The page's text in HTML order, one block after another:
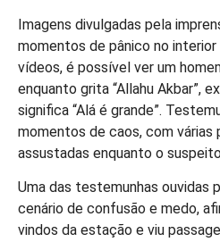
Imagens divulgadas pela
momentos de pânico no
vídeos, é possível ver um
enquanto grita “Allahu Akbar”,
significa “Alá é grande”.
momentos de caos, com várias
assustadas enquanto o
Uma das testemunhas ouvidas
cenário de confusão e medo,
vindos da estação e viu